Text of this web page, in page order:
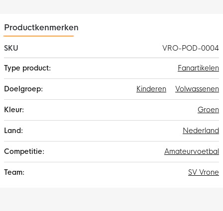
Productkenmerken
SKU
VRO-POD-0004
informatie
Fanartikelen
Volwassenen
Kinderen
Groen
Nederland
Amateurvoetbal
SV Vrone